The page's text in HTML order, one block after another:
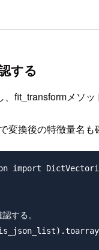
する
fit_transformメソ
変換後の特徴量名も
import
する。